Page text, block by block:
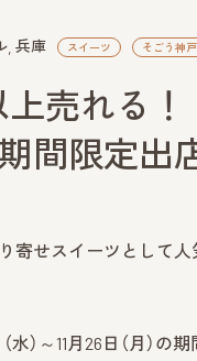
兵庫 スイーツ そごう神
上売れる
間限定出
寄せスイーツとして人
（水）～11月26日（月